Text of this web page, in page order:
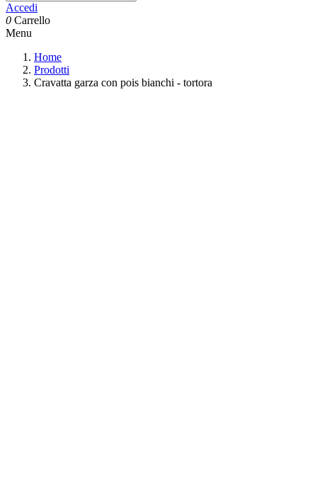
Accedi
0 Carrello
Menu
Home
Prodotti
Cravatta garza con pois bianchi - tortora